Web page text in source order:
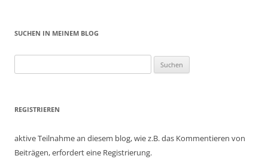
SUCHEN IN MEINEM BLOG
nach:
REGISTRIEREN
aktive Teilnahme an diesem blog, wie z.B. das Kommentieren von
Beiträgen, erfordert eine Registrierung.